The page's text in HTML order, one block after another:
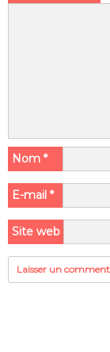
Nom *
E-mail *
Site web